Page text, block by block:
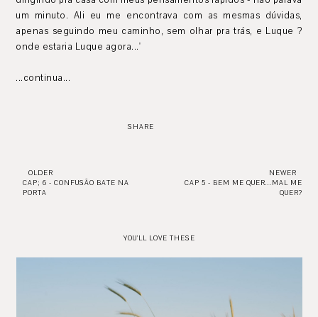
um minuto. Ali eu me encontrava com as mesmas dúvidas,
apenas seguindo meu caminho, sem olhar pra trás, e Luque ?
onde estaria Luque agora...'
...continua...
SHARE
OLDER
CAP; 6 - CONFUSÃO BATE NA
PORTA
NEWER
CAP 5 - BEM ME QUER...MAL ME
QUER?
YOU'LL LOVE THESE